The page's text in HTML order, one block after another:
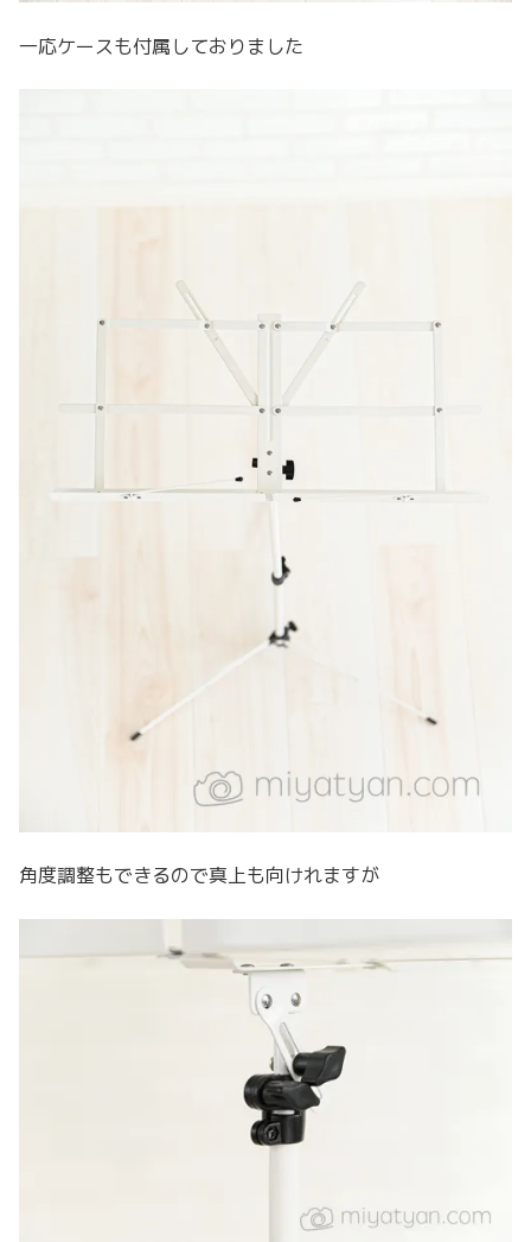
一応ケースも付属しておりました
角度調整もできるので真上も向けれますが